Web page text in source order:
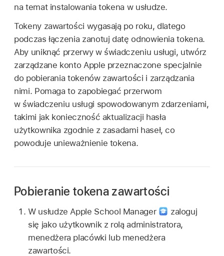
na temat instalowania tokena w usłudze.
Tokeny zawartości wygasają po roku, dlatego
podczas łączenia zanotuj datę odnowienia tokena.
Aby uniknąć przerwy w świadczeniu usługi, utwórz
zarządzane konto Apple przeznaczone specjalnie
do pobierania tokenów zawartości i zarządzania
nimi. Pomaga to zapobiegać przerwom
w świadczeniu usługi spowodowanym zdarzeniami,
takimi jak konieczność aktualizacji hasła
użytkownika zgodnie z zasadami haseł, co
powoduje unieważnienie tokena.
Pobieranie tokena zawartości
W usłudze Apple School Manager
zaloguj
się jako użytkownik z rolą administratora,
menedżera placówki lub menedżera
zawartości.